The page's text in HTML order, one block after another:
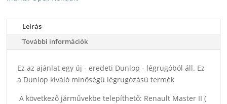
Leírás
További információk
Ez az ajánlat egy új - eredeti Dunlop - légrugóból áll. Ez
a Dunlop kiváló minőségű légrugózású termék
A következő járművekbe telepíthető: Renault Master II (